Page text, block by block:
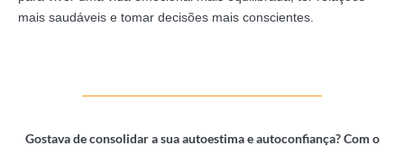
mais saudáveis e tomar decisões mais conscientes.
Gostava de consolidar a sua autoestima e autoconfiança? Com o